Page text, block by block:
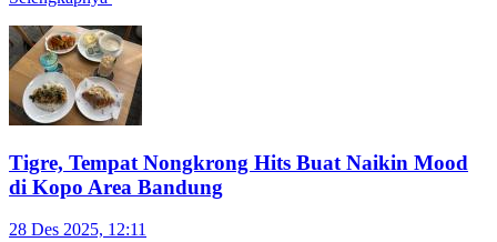
Tigre, Tempat Nongkrong Hits Buat Naikin Mood
di Kopo Area Bandung
28 Des 2025, 12:11